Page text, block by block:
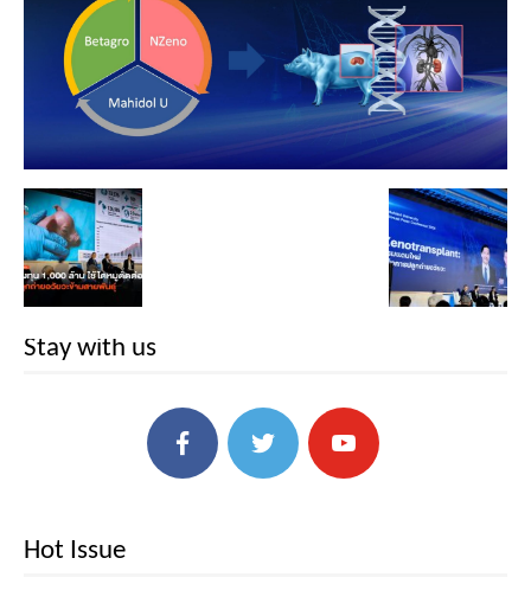
Stay with us
Hot Issue